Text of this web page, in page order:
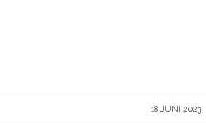
18 JUNI 2023
/